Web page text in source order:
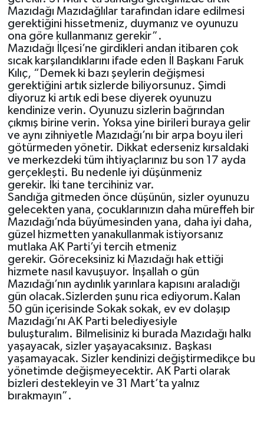
Mazıdağı Mazıdağ lılar tarafından idare edilmesi
gerektiğini hissetmeniz, duymanız ve oyunuzu
ona göre kullanmanız gerekir” .
Mazıdağı İlçesi’ne girdikleri andan itibaren çok
sıcak karşılandıklarını ifade eden İl Başkanı Faruk
Kılıç, “ Demek ki bazı şeylerin değişmesi
gerektiğini artık sizlerde biliyorsunuz. Şimdi
diyoruz ki artık edi bese diyerek oyunuzu
kendinize verin. Oyunuzu sizlerin bağrından
çıkmış birine verin. Yoksa yine birileri buraya gelir
ve aynı zihniyetle Mazıdağı’nı bir arpa boyu ileri
götürmeden yönetir. Dikkat ederseniz kırsaldaki
ve merkezdeki tüm ihtiyaçlarınız bu son 17 ayda
gerçekl eşti. Bu nedenle iyi düşünmeniz
gerekir.
İki tane tercihiniz var.
Sandığa gitmeden önce düşünün, sizler oyunuzu
gelecekten yana, çocuklarınızın daha müreffeh bir
Mazıdağı’nda büyümesinden yana, daha iyi daha,
güzel hizmetten yana kullanmak istiyorsanız
mutlaka AK Parti’yi tercih etmeniz
gerekir. Göreceksiniz ki Mazıdağı hak ettiği
hizmete nasıl kavuşuyor. İnşallah o gün
Mazıdağı’nın aydınlık yarınlara kapısını araladığı
gün olacak.Sizlerden şunu rica ediyorum. Kalan
50 gün içerisinde Sokaksokak, ev evdolaşıp
Mazıdağı’nı AK Parti belediyesiyle
buluşturalım. Bilmelisiniz ki burada Mazıdağı halkı
yaşayacak, sizler yaşayacaksınız. Başkası
yaşamayacak. Sizler kendinizi değiştirmedikçe bu
yönetimde değişmeyecektir. AK Parti olarak
bizleri destekleyin ve 31 Mart’ta yalnız
bırakmayın”.